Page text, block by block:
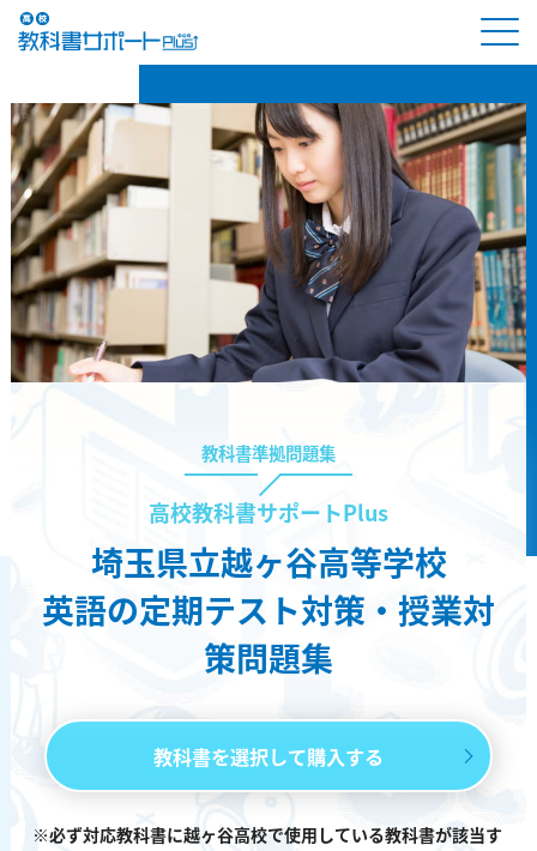
教科書準拠問題集
高校教科書サポートPlus
埼玉県立越ヶ谷高等学校
英語の定期テスト対策・授業対
策問題集
教科書を選択して購入する
※必ず対応教科書に越ヶ谷高校で使用している教科書が該当す